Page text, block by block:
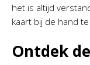
het is altijd
kaart bij de hand
Ontdek